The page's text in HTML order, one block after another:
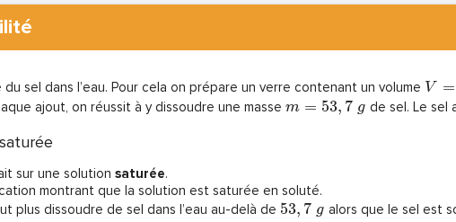
sel dans l’eau. Pour cela on prépare un verre contenant un volume V =
ajout, on réussit à y dissoudre une masse m = 53, 7 g de sel. Le sel
sur une solution saturée.
montrant que la solution est saturée en soluté.
plus dissoudre de sel dans l’eau au-delà de 53, 7 g alors que le sel est